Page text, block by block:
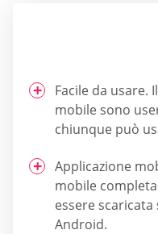
Facile da usare.
mobile sono
chiunque può
Applicazione
mobile
essere
Android.